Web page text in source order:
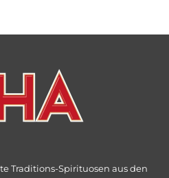
Traditions-Spirituosen aus den